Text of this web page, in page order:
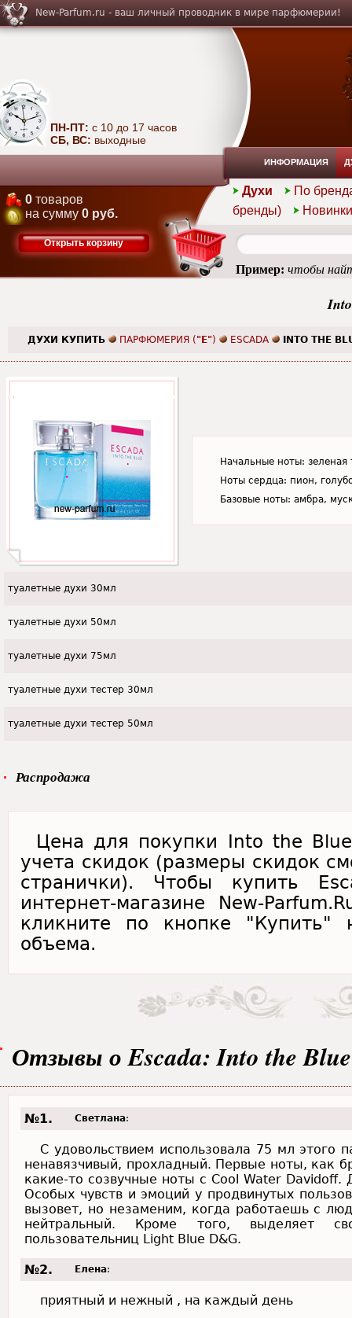
ДУХИ КУПИТЬ ПАРФЮМЕРИЯ ( "E") ESCADA INTO THE
Начальные ноты:
Ноты сердца: пион,
Базовые ноты: амбра,
туалетные духи 30мл
туалетные духи 50мл
туалетные духи 75мл
туалетные духи тестер 30мл
туалетные духи тестер 50мл
Распродажа
Цена для покупки Into the
учета скидок (размеры скидок
странички). Чтобы купить
интернет-магазине New-
кликните по кнопке "Купить"
объема.
Отзывы о Escada: Into the Blue
№1. Светлана:
С удовольствием использовала 75 мл
ненавязчивый, прохладный. Первые ноты, как
какие-то созвучные ноты с Cool Water
Особых чувств и эмоций у продвинутых
вызовет, но незаменим, когда работаешь с
нейтральный. Кроме того, выделяет
пользовательниц Light Blue D&G.
№2. Елена:
приятный и нежный , на каждый день
New-Parfum.ru - ваш личный проводник в мире парфюмерии!
ПН-ПТ: с 10 до 17 часов
СБ, ВС: выходные
ИНФОРМАЦИЯ
Духи
По
бренды)
Новинки
0 товаров
на сумму 0 руб.
Открыть корзину
Пример: чтобы